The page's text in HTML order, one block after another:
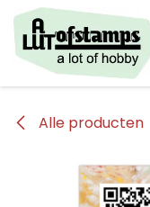
Overslaan naar inhoud
Alle producten